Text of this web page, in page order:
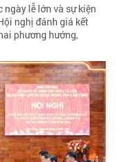
ngày lễ lớn và sự kiện
nghị đánh giá kết
phương hướng,